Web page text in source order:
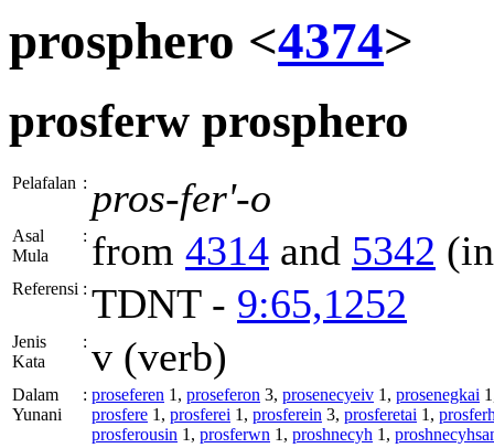
prosphero <4374>
prosferw prosphero
Pelafalan : pros-fer'-o
Asal
Mula
: from 4314 and 5342
Referensi : TDNT - 9:65,1252
Jenis
Kata
: v (verb)
Dalam
Yunani
: proseferen 1, proseferon 3, prosenecyeiv 1, prosenegkai
prosfere 1, prosferei 1, prosferein 3, prosferetai 1,
prosferousin 1, prosferwn 1, proshnecyh 1,